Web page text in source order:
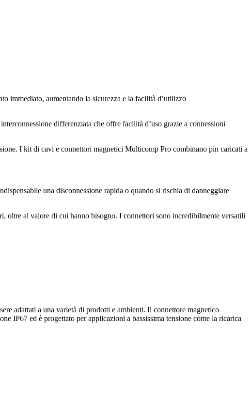
immediato, aumentando la sicurezza e la facilità d’utilizzo
differenziata che offre facilità d’uso grazie a connessioni
I kit di cavi e connettori magnetici Multicomp Pro combinano pin caricati a
una disconnessione rapida o quando si rischia di danneggiare
oltre al valore di cui hanno bisogno. I connettori sono incredibilmente versatili
adattati a una varietà di prodotti e ambienti. Il connettore magnetico
IP67 ed è progettato per applicazioni a bassissima tensione come la ricarica